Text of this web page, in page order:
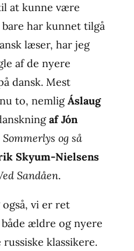
at kunne være
har kunnet tilgå
læser, har jeg
af de nyere
dansk. Mest
to, nemligÁslaug
af Jón
Sommerlys og så
Skyum-Nielsens
Sandåen.
vi er ret
ældre og nyere
klassikere.